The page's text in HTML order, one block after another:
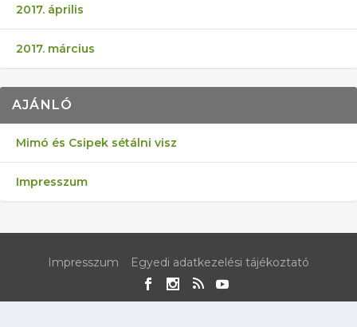
2017. április
2017. március
AJÁNLÓ
Mimó és Csipek sétálni visz
Impresszum
Impresszum Egyedi adatkezelési tájékoztató